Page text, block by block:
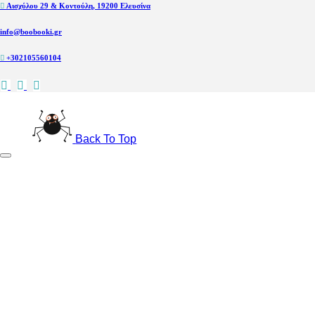
Αισχύλου 29 & Κοντούλη, 19200 Ελευσίνα
info@boobooki.gr
+302105560104
Back To Top